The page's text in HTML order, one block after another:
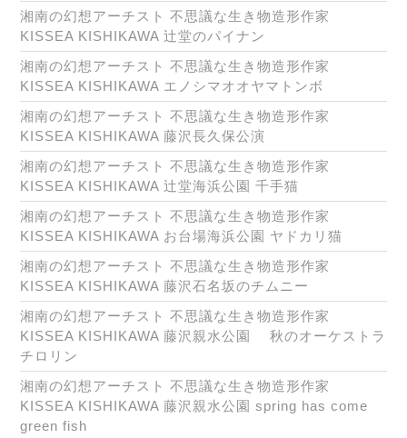
湘南の幻想アーチスト 不思議な生き物造形作家
KISSEA KISHIKAWA 辻堂のパイナン
湘南の幻想アーチスト 不思議な生き物造形作家
KISSEA KISHIKAWA エノシマオオヤマトンボ
湘南の幻想アーチスト 不思議な生き物造形作家
KISSEA KISHIKAWA 藤沢長久保公演
湘南の幻想アーチスト 不思議な生き物造形作家
KISSEA KISHIKAWA 辻堂海浜公園 千手猫
湘南の幻想アーチスト 不思議な生き物造形作家
KISSEA KISHIKAWA お台場海浜公園 ヤドカリ猫
湘南の幻想アーチスト 不思議な生き物造形作家
KISSEA KISHIKAWA 藤沢石名坂のチムニー
湘南の幻想アーチスト 不思議な生き物造形作家
KISSEA KISHIKAWA 藤沢親水公園 秋のオーケストラ
チロリン
湘南の幻想アーチスト 不思議な生き物造形作家
KISSEA KISHIKAWA 藤沢親水公園 spring has come
green fish